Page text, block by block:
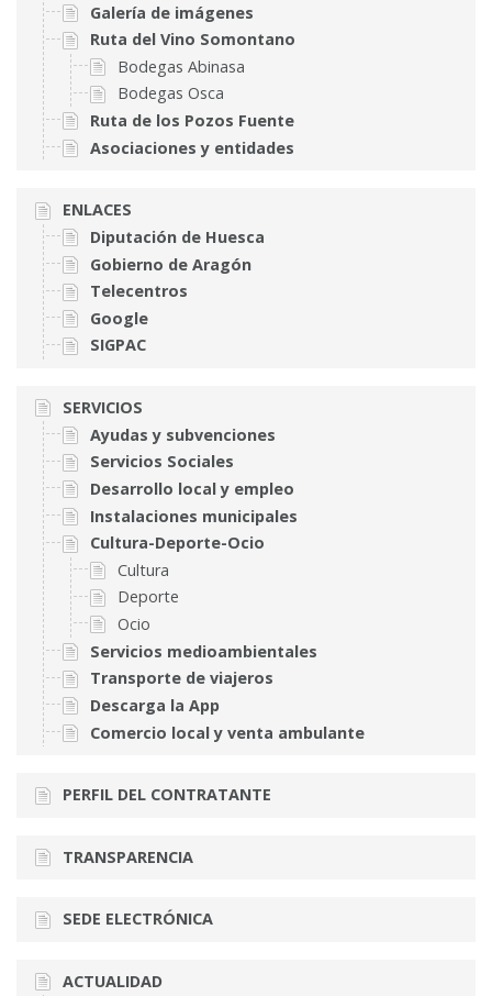
Galería de imágenes
Ruta del Vino Somontano
Bodegas Abinasa
Bodegas Osca
Ruta de los Pozos Fuente
Asociaciones y entidades
ENLACES
Diputación de Huesca
Gobierno de Aragón
Telecentros
Google
SIGPAC
SERVICIOS
Ayudas y subvenciones
Servicios Sociales
Desarrollo local y empleo
Instalaciones municipales
Cultura-Deporte-Ocio
Cultura
Deporte
Ocio
Servicios medioambientales
Transporte de viajeros
Descarga la App
Comercio local y venta ambulante
PERFIL DEL CONTRATANTE
TRANSPARENCIA
SEDE ELECTRÓNICA
ACTUALIDAD